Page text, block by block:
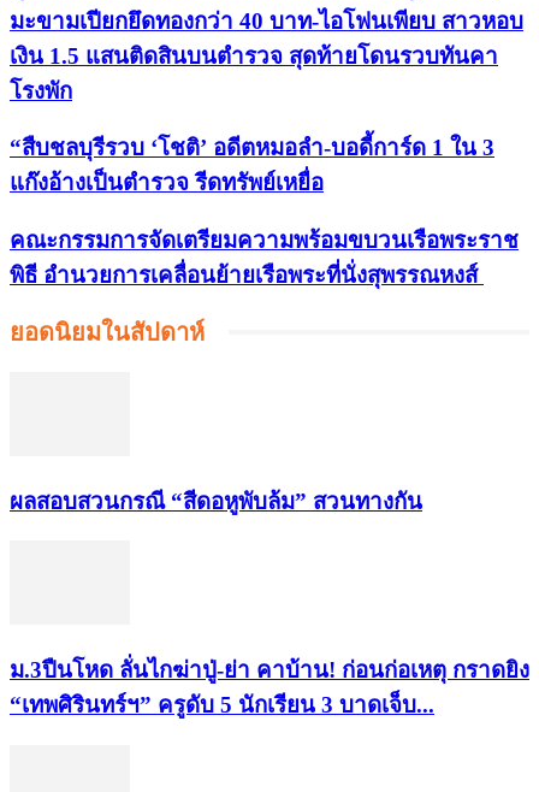
มะขามเปียกยึดทองกว่า 40 บาท-ไอโฟนเพียบ สาวหอบ
เงิน 1.5 แสนติดสินบนตำรวจ สุดท้ายโดนรวบทันคา
โรงพัก
“สืบชลบุรีรวบ ‘โชติ’ อดีตหมอลำ-บอดี้การ์ด 1 ใน 3
แก๊งอ้างเป็นตำรวจ รีดทรัพย์เหยื่อ
คณะกรรมการจัดเตรียมความพร้อมขบวนเรือพระราช
พิธี อำนวยการเคลื่อนย้ายเรือพระที่นั่งสุพรรณหงส์
ยอดนิยมในสัปดาห์
ผลสอบสวนกรณี “สีดอหูพับล้ม” สวนทางกัน
ม.3ปืนโหด ลั่นไกฆ่าปู่-ย่า คาบ้าน! ก่อนก่อเหตุ กราดยิง
“เทพศิรินทร์ฯ” ครูดับ 5 นักเรียน 3 บาดเจ็บ...